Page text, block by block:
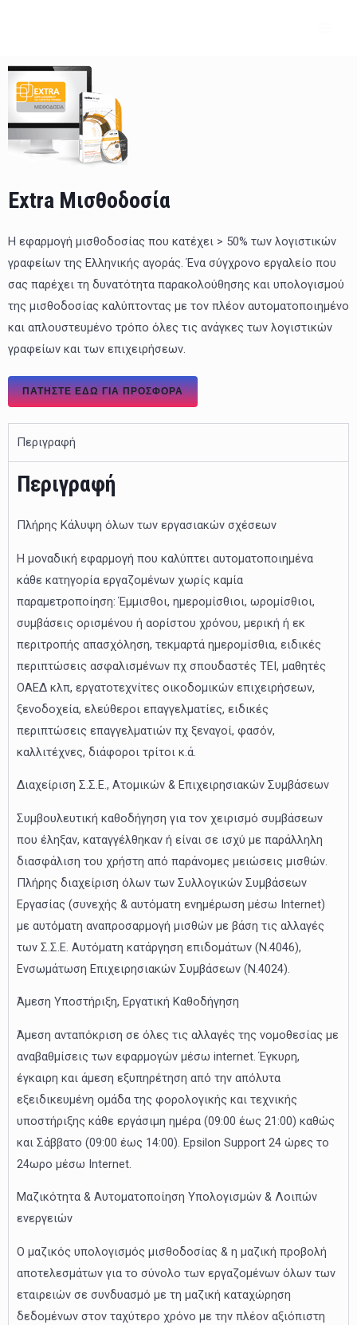
Extra Μισθοδοσία
Η εφαρμογή μισθοδοσίας που κατέχει > 50% των λογιστικών
γραφείων της Ελληνικής αγοράς. Ένα σύγχρονο εργαλείο που
σας παρέχει τη δυνατότητα παρακολούθησης και υπολογισμού
της μισθοδοσίας καλύπτοντας με τον πλέον αυτοματοποιημένο
και απλουστευμένο τρόπο όλες τις ανάγκες των λογιστικών
γραφείων και των επιχειρήσεων.
ΠΑΤΉΣΤΕ ΕΔΏ ΓΙΑ ΠΡΟΣΦΟΡΑ
Περιγραφή
Περιγραφή
Πλήρης Κάλυψη όλων των εργασιακών σχέσεων
Η μοναδική εφαρμογή που καλύπτει αυτοματοποιημένα
κάθε κατηγορία εργαζομένων χωρίς καμία
παραμετροποίηση: Έμμισθοι, ημερομίσθιοι, ωρομίσθιοι,
συμβάσεις ορισμένου ή αορίστου χρόνου, μερική ή εκ
περιτροπής απασχόληση, τεκμαρτά ημερομίσθια, ειδικές
περιπτώσεις ασφαλισμένων πχ σπουδαστές ΤΕΙ, μαθητές
ΟΑΕΔ κλπ, εργατοτεχνίτες οικοδομικών επιχειρήσεων,
ξενοδοχεία, ελεύθεροι επαγγελματίες, ειδικές
περιπτώσεις επαγγελματιών πχ ξεναγοί, φασόν,
καλλιτέχνες, διάφοροι τρίτοι κ.ά.
Διαχείριση Σ.Σ.Ε., Ατομικών & Επιχειρησιακών Συμβάσεων
Συμβουλευτική καθοδήγηση για τον χειρισμό συμβάσεων
που έληξαν, καταγγέλθηκαν ή είναι σε ισχύ με παράλληλη
διασφάλιση του χρήστη από παράνομες μειώσεις μισθών.
Πλήρης διαχείριση όλων των Συλλογικών Συμβάσεων
Εργασίας (συνεχής & αυτόματη ενημέρωση μέσω Internet)
με αυτόματη αναπροσαρμογή μισθών με βάση τις αλλαγές
των Σ.Σ.Ε. Αυτόματη κατάργηση επιδομάτων (Ν.4046),
Ενσωμάτωση Επιχειρησιακών Συμβάσεων (Ν.4024).
Άμεση Υποστήριξη, Εργατική Καθοδήγηση
Άμεση ανταπόκριση σε όλες τις αλλαγές της νομοθεσίας με
αναβαθμίσεις των εφαρμογών μέσω internet. Έγκυρη,
έγκαιρη και άμεση εξυπηρέτηση από την απόλυτα
εξειδικευμένη ομάδα της φορολογικής και τεχνικής
υποστήριξης κάθε εργάσιμη ημέρα (09:00 έως 21:00) καθώς
και Σάββατο (09:00 έως 14:00). Epsilon Support 24 ώρες το
24ωρο μέσω Internet.
Μαζικότητα & Αυτοματοποίηση Υπολογισμών & Λοιπών
ενεργειών
Ο μαζικός υπολογισμός μισθοδοσίας & η μαζική προβολή
αποτελεσμάτων για το σύνολο των εργαζομένων όλων των
εταιρειών σε συνδυασμό με τη μαζική καταχώρηση
δεδομένων στον ταχύτερο χρόνο με την πλέον αξιόπιστη